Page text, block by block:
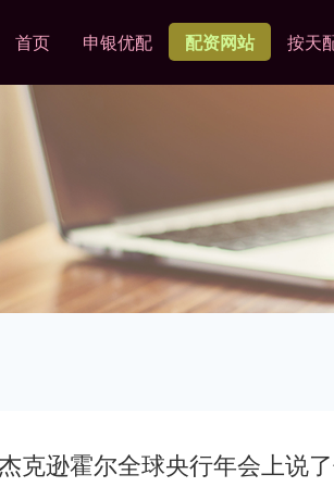
首页 申银优配 配资网站 按天
克逊霍尔全球央行年会上说